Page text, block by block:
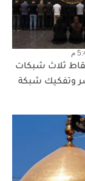
ثلاث شبكات
وتفكيك شبكة